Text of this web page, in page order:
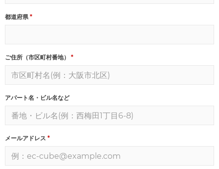
都道府県*
ご住所（市区町村番地） *
アパート名・ビル名など
メールアドレス *